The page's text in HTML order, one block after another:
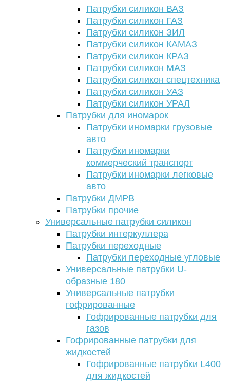
Патрубки силикон ВАЗ
Патрубки силикон ГАЗ
Патрубки силикон ЗИЛ
Патрубки силикон КАМАЗ
Патрубки силикон КРАЗ
Патрубки силикон МАЗ
Патрубки силикон спецтехника
Патрубки силикон УАЗ
Патрубки силикон УРАЛ
Патрубки для иномарок
Патрубки иномарки грузовые
авто
Патрубки иномарки
коммерческий транспорт
Патрубки иномарки легковые
авто
Патрубки ДМРВ
Патрубки прочие
Универсальные патрубки силикон
Патрубки интеркуллера
Патрубки переходные
Патрубки переходные угловые
Универсальные патрубки U-
образные 180
Универсальные патрубки
гофрированные
Гофрированные патрубки для
газов
Гофрированные патрубки для
жидкостей
Гофрированные патрубки L400
для жидкостей